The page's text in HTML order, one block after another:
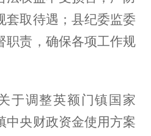
套取待遇；县纪委监委
职责，确保各项工作规
于调整英额门镇国家
中央财政资金使用方案